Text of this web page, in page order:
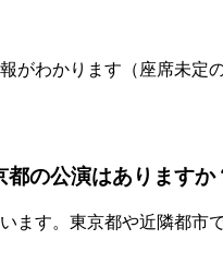
がわかります（座席未
の公演はありますか
す。東京都や近隣都市